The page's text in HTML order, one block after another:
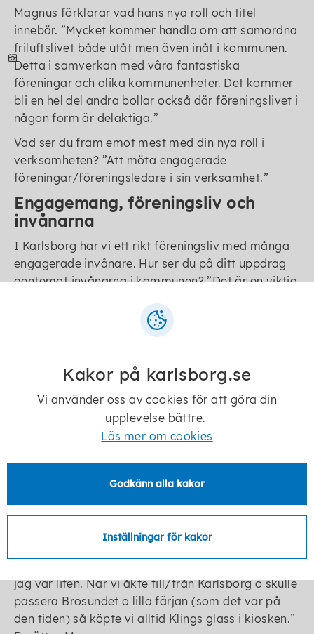
Magnus förklarar vad hans nya roll och titel
innebär.
Mycket kommer handla om att samordna
friluftslivet både utåt men även inåt i kommunen.
Detta i samverkan med våra fantastiska
föreningar och olika kommunenheter. Det kommer
bli en hel del andra bollar också där föreningslivet i
någon form är delaktiga.
Vad ser du fram emot mest med din nya roll i
verksamheten? Att möta engagerade
föreningar/föreningsledare i sin verksamhet.
Engagemang, föreningsliv och
invånarna
I Karlsborg har vi ett rikt föreningsliv med många
engagerade invånare. Hur ser du på ditt uppdrag
gentemot invånarna i kommunen? Det är en viktig
händer i en kommun efter klockan 16 på vardagar
och på helger sker genom föreningars försorg. Det
allt karlsborgsborna men även besökare på olika
sätt. Vi måste också göra rätt saker själva internt i
kommunen så våra resurser nyttjas på bästa sätt i
samverkan med det ideella engagemanget.
Vad brinner du för mest i din nya roll, vad känns
extra viktigt? Att kunna hjälpa, stötta engagerade
föreningar i deras verksamhet på bästa sätt
jag var liten. När vi åkte till/från Karlsborg o skulle
passera Brosundet o lilla färjan (som det var på
den tiden) så köpte vi alltid Klings glass i kiosken.
Kakor på karlsborg.se
Vi använder oss av cookies för att göra din
upplevelse bättre.
Läs mer om cookies
Godkänn alla kakor
Inställningar för kakor